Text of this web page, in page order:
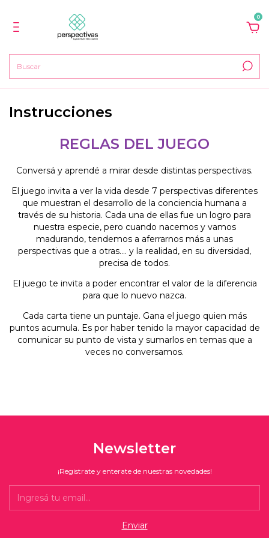
0
Instrucciones
REGLAS DEL JUEGO
Conversá y aprendé a mirar desde distintas perspectivas.
El juego invita a ver la vida desde 7 perspectivas diferentes
que muestran el desarrollo de la conciencia humana a
través de su historia. Cada una de ellas fue un logro para
nuestra especie, pero cuando nacemos y vamos
madurando, tendemos a aferrarnos más a unas
perspectivas que a otras…. y la realidad, en su diversidad,
precisa de todos.
El juego te invita a poder encontrar el valor de la diferencia
para que lo nuevo nazca.
Cada carta tiene un puntaje. Gana el juego quien más
puntos acumula. Es por haber tenido la mayor capacidad de
comunicar su punto de vista y sumarlos en temas que a
veces no conversamos.
Newsletter
¡Registrate y enterate de nuestras novedades!